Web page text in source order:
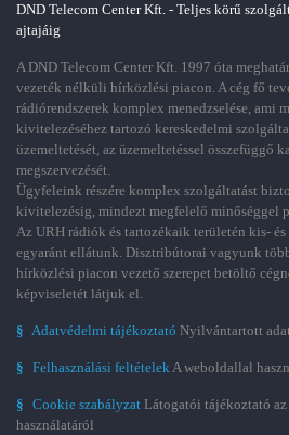
DND Telecom Center Kft. - Teljes körű
ajtajáig
A DND Telecom Center Kft. 1997 óta
vezeték nélküli hírközlési piacon. A cég fő
rádiórendszerek komplex menedzselése, ami
kivitelezéséhez tartozó kereskedelmi
üzemeltetését, az üzemeltetéssel összefüggő
megszervezését.
Ügyfeleink részére komplex szolgáltatást
kivitelezésig, mindezt megfelelő minőséggel
Az URH rádiók és tartozékaik területén kis-
egyaránt ellátunk. Disztribútorai vagyunk
hírközlési piacon vezető szerepet betöltő
képviseletét látjuk el.
§ Adatvédelmi tájékoztató Nyilvántartott
§ Felhasználási feltételekA weboldallal
§ Cookie szabályzat Látogatói tájékoztató
használatáról